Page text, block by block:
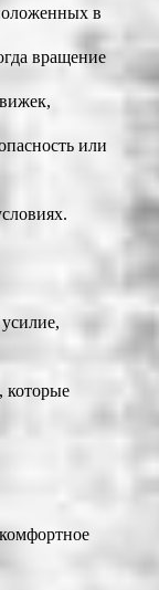
в
вращение
или
которые